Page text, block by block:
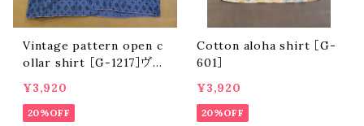
Vintage pattern open c
ollar shirt ［G-1217］ヴィ
¥3,920
20%OFF
Cotton aloha shirt ［G-
601］
¥3,920
20%OFF